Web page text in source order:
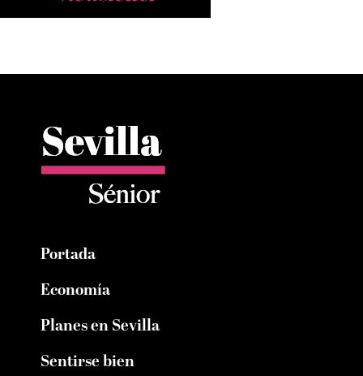
Portada
Economía
Planes en Sevilla
Sentirse bien